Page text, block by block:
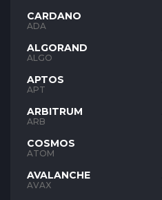
CARDANO
ADA
ALGORAND
ALGO
APTOS
APT
ARBITRUM
ARB
COSMOS
ATOM
AVALANCHE
AVAX